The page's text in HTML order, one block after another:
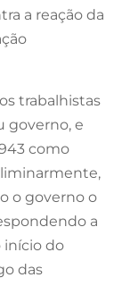
a reação da
trabalhistas
governo, e
como
o governo o
a
início do
das